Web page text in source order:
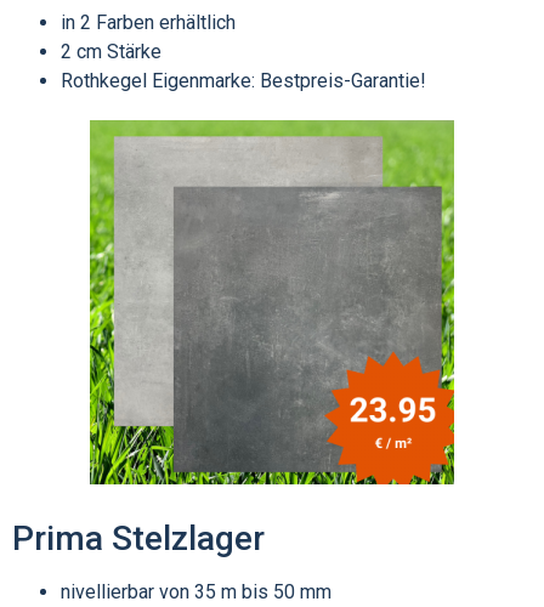
in 2 Farben erhältlich
2 cm Stärke
Rothkegel Eigenmarke: Bestpreis-Garantie!
Prima Stelzlager
nivellierbar von 35 m bis 50 mm